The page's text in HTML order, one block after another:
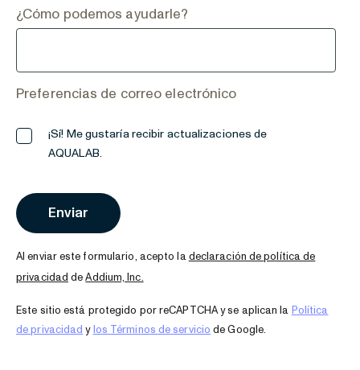
¿Cómo podemos ayudarle?
Preferencias de correo electrónico
¡Sí! Me gustaría recibir actualizaciones de
AQUALAB.
Al enviar este formulario, acepto ladeclaración de política de
privacidad deAddium, Inc.
Este sitio está protegido por reCAPTCHA y se aplican la Política
de privacidad ylos Términos de servicio de Google.